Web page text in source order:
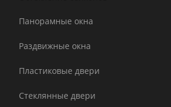
Панорамные окна
Раздвижные окна
Пластиковые двери
Стеклянные двери